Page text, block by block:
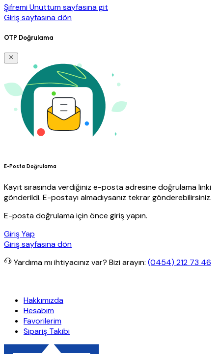
Şifremi Unuttum sayfasına git
Giriş sayfasına dön
OTP Doğrulama
E-Posta Doğrulama
Kayıt sırasında verdiğiniz e-posta adresine doğrulama linki
gönderildi. E-postayı almadıysanız tekrar gönderebilirsiniz.
E-posta doğrulama için önce giriş yapın.
Giriş Yap
Giriş sayfasına dön
Yardıma mı ihtiyacınız var? Bizi arayın: (0454) 212 73 46
Hakkımızda
Hesabım
Favorilerim
Sipariş Takibi